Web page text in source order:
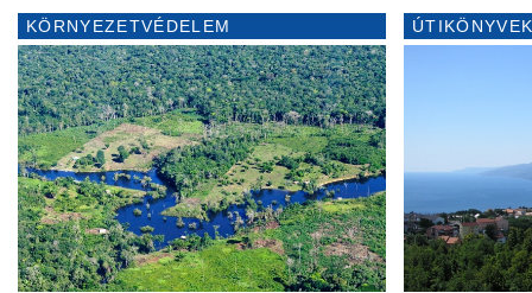
KÖRNYEZETVÉDELEM